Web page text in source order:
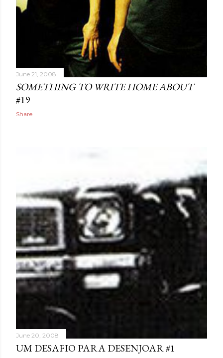
June 21, 2008
SOMETHING TO WRITE HOME ABOUT
#19
Share
June 20, 2008
UM DESAFIO PARA DESENJOAR #1